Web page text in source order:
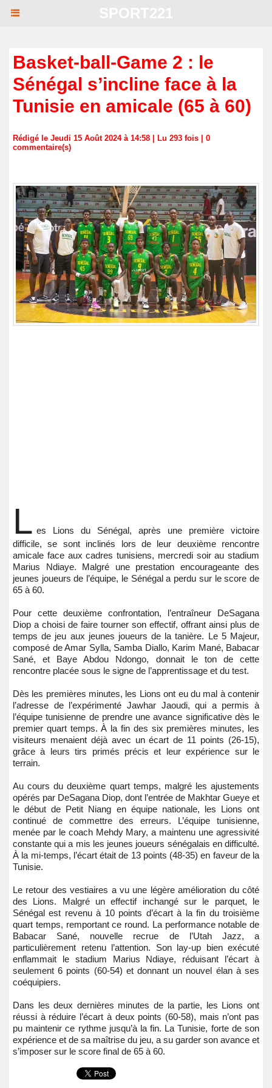
Basket-ball-Game 2 : le
Sénégal s’incline face à la
Tunisie en amicale (65 à 60)
Rédigé le Jeudi 15 Août 2024 à 14:58 | Lu 293 fois | 0
commentaire(s)
L es Lions du Sénégal, après une première victoire
difficile, se sont inclinés lors de leur deuxième rencontre
amicale face aux cadres tunisiens, mercredi soir au stadium
Marius Ndiaye. Malgré une prestation encourageante des
jeunes joueurs de l’équipe, le Sénégal a perdu sur le score de
65 à 60.
Pour cette deuxième confrontation, l’entraîneur DeSagana
Diop a choisi de faire tourner son effectif, offrant ainsi plus de
temps de jeu aux jeunes joueurs de la tanière. Le 5 Majeur,
composé de Amar Sylla, Samba Diallo, Karim Mané, Babacar
Sané, et Baye Abdou Ndongo, donnait le ton de cette
rencontre placée sous le signe de l’apprentissage et du test.
Dès les premières minutes, les Lions ont eu du mal à contenir
l’adresse de l’expérimenté Jawhar Jaoudi, qui a permis à
l’équipe tunisienne de prendre une avance significative dès le
premier quart temps. À la fin des six premières minutes, les
visiteurs menaient déjà avec un écart de 11 points (26-15),
grâce à leurs tirs primés précis et leur expérience sur le
terrain.
Au cours du deuxième quart temps, malgré les ajustements
opérés par DeSagana Diop, dont l’entrée de Makhtar Gueye et
le début de Petit Niang en équipe nationale, les Lions ont
continué de commettre des erreurs. L’équipe tunisienne,
menée par le coach Mehdy Mary, a maintenu une agressivité
constante qui a mis les jeunes joueurs sénégalais en difficulté.
À la mi-temps, l’écart était de 13 points (48-35) en faveur de la
Tunisie.
Le retour des vestiaires a vu une légère amélioration du côté
des Lions. Malgré un effectif inchangé sur le parquet, le
Sénégal est revenu à 10 points d’écart à la fin du troisième
quart temps, remportant ce round. La performance notable de
Babacar Sané, nouvelle recrue de l’Utah Jazz, a
particulièrement retenu l’attention. Son lay-up bien exécuté
enflammait le stadium Marius Ndiaye, réduisant l’écart à
seulement 6 points (60-54) et donnant un nouvel élan à ses
coéquipiers.
Dans les deux dernières minutes de la partie, les Lions ont
réussi à réduire l’écart à deux points (60-58), mais n’ont pas
pu maintenir ce rythme jusqu’à la fin. La Tunisie, forte de son
expérience et de sa maîtrise du jeu, a su garder son avance et
s’imposer sur le score final de 65 à 60.